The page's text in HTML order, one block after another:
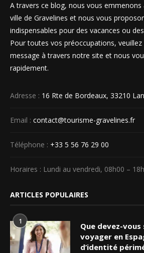
A travers ce blog, nous vous emmenons
ville de Gravelines et nous vous
indispensables pour des vacances ou
Pour toutes vos préoccupations, veuillez
message à travers notre site et nous
rapidement.
Adresse : 16 Rte de Bordeaux, 33210
Email : contact@tourisme-gravelines.fr
Téléphone : +33 5 56 76 29 00
Horaires : Lundi au vendredi, 08h00 –
ARTICLES POPULAIRES
1
Que devez-
voyager en
d’identité